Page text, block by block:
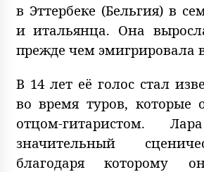
в Эттербеке (Бельгия) в
и итальянца. Она
прежде чем эмигрировала
В 14 лет её голос стал
во время туров, которые
отцом-гитаристом.
значительный
благодаря которому